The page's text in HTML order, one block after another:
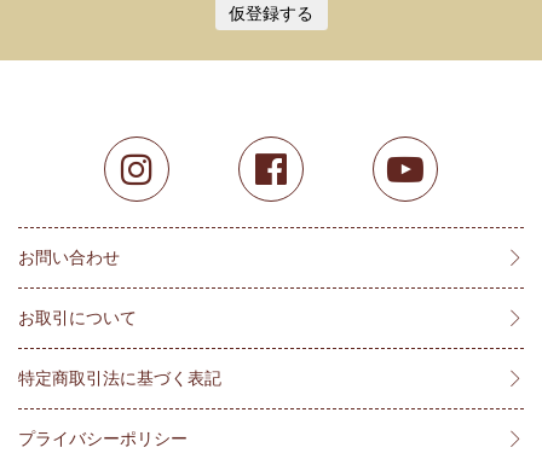
仮登録する
お問い合わせ
お取引について
特定商取引法に基づく表記
プライバシーポリシー